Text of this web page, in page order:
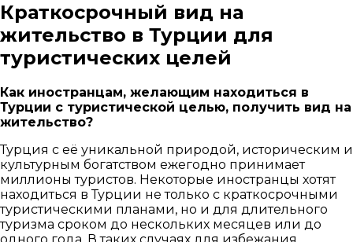
Краткосрочный вид на
жительство в Турции для
туристических целей
Как иностранцам, желающим находиться в
Турции с туристической целью, получить вид на
жительство?
Турция с её уникальной природой, историческим и
культурным богатством ежегодно принимает
миллионы туристов. Некоторые иностранцы хотят
находиться в Турции не только с краткосрочными
туристическими планами, но и для длительного
туризма сроком до нескольких месяцев или до